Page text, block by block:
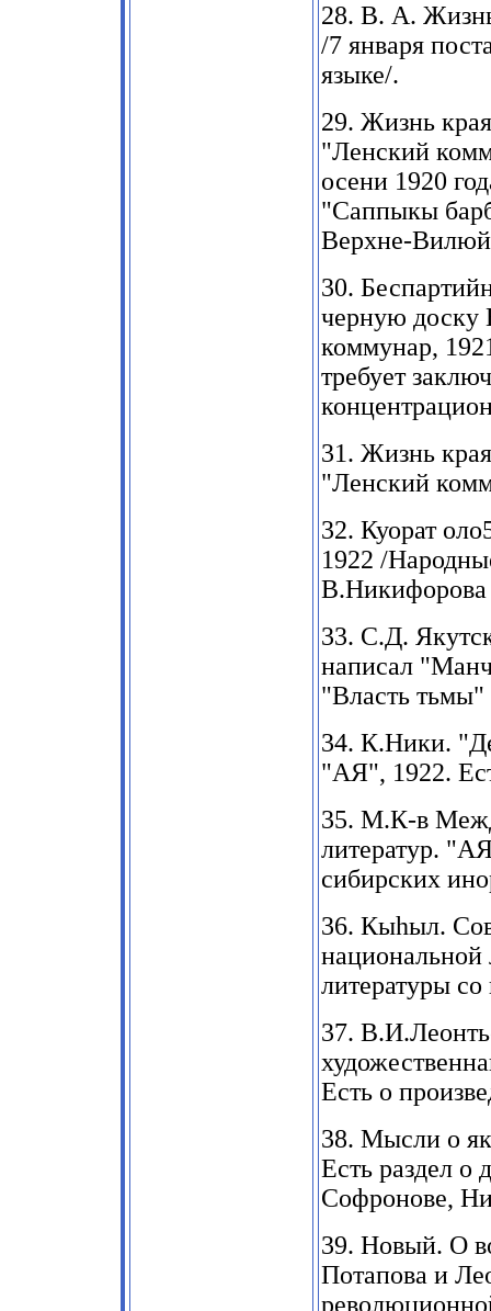
28. В. А.
/7 января
языке/.
29. Жизнь
"Ленский
осени 1920
"Саппыкы
Верхне-
30.
черную
коммунар,
требует
31. Жизнь
"Ленский
32. Куорат
1922 /
В.Никифорова
33. С.Д.
написал
"Власть тьмы"
34. К.Ники.
"АЯ", 1922.
35. М.К-в
литератур.
сибирских
36. Кыhыл.
литературы
37.
Есть о
38. Мысли о
Есть раздел о
Софронове,
39. Новый. О
Потапова и